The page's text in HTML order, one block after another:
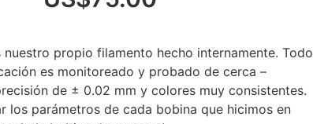
nuestro propio filamento hecho internamente. Todo
es monitoreado y probado de cerca –
de ± 0.02 mm y colores muy consistentes.
los parámetros de cada bobina que hicimos en